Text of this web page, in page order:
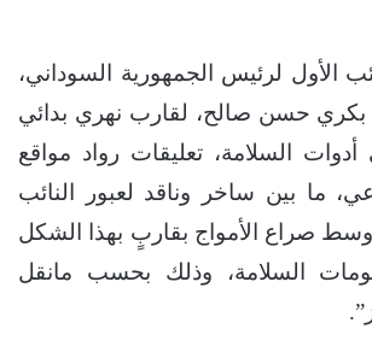
الأول لرئيس الجمهورية السوداني،
بكري حسن صالح، لقارب نهري بدائي
أدوات السلامة، تعليقات رواد مواقع
ما بين ساخر وناقد لعبور النائب
وسط صراع الأمواج بقاربٍ بهذا الشكل
السلامة، وذلك بحسب مانقل